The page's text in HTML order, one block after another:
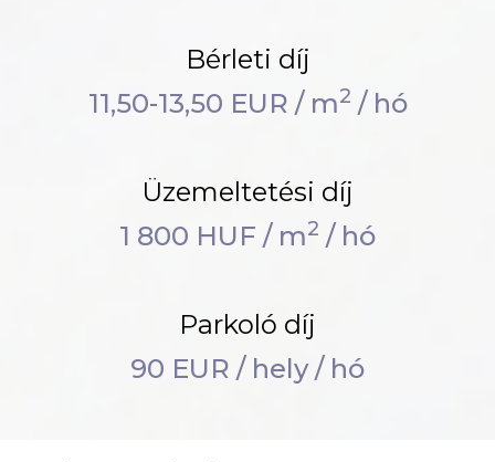
Bérleti díj
11,50-13,50 EUR / m2 / hó
Üzemeltetési díj
1 800 HUF / m2 / hó
Parkoló díj
90 EUR / hely / hó